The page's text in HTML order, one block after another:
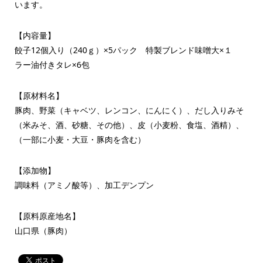
います。
【内容量】
餃子12個入り（240ｇ）×5パック 特製ブレンド味噌大×１
ラー油付きタレ×6包
【原材料名】
豚肉、野菜（キャベツ、レンコン、にんにく）、だし入りみそ
（米みそ、酒、砂糖、その他）、皮（小麦粉、食塩、酒精）、
（一部に小麦・大豆・豚肉を含む）
【添加物】
調味料（アミノ酸等）、加工デンプン
【原料原産地名】
山口県（豚肉）